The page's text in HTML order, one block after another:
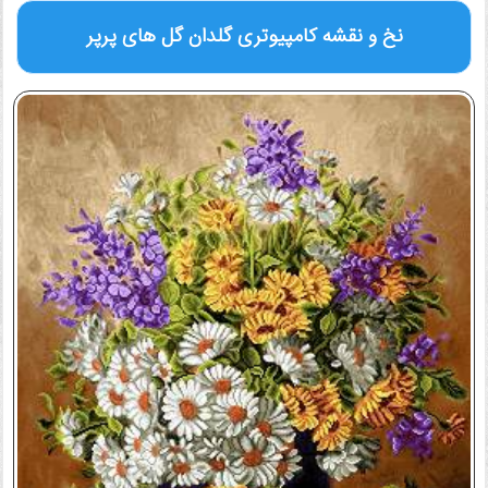
نخ و نقشه کامپیوتریگلدان گل های پرپر